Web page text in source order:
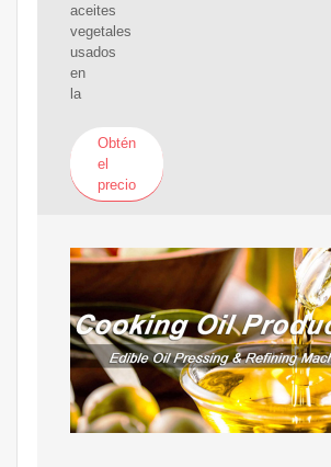
aceites
vegetales
usados
en
la
Obtén
el
precio